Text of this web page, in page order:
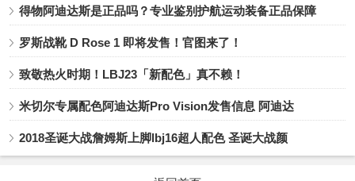
场”全新篇章
障
得物阿迪达斯是正品吗？专业鉴别护航运动装备正品保障
罗斯战靴 D Rose 1 即将发售！官图来了！
致敬热火时期！LBJ23「新配色」真不赖！
米切尔专属配色阿迪达斯Pro Vision发售信息 阿迪达
2018圣诞大战詹姆斯上脚lbj16超人配色 圣诞大战颜